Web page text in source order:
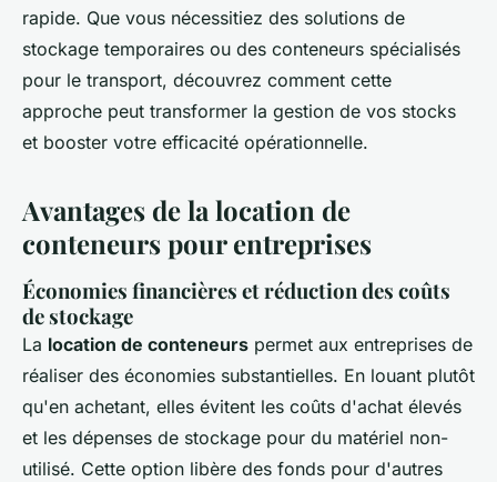
Sofia•30 juin 2024•3 min de lecture
rapide. Que vous nécessitiez des solutions de
stockage temporaires ou des conteneurs spécialisés
pour le transport, découvrez comment cette
approche peut transformer la gestion de vos stocks
et booster votre efficacité opérationnelle.
Avantages de la location de
conteneurs pour entreprises
Économies financières et réduction des coûts
de stockage
La location de conteneurs permet aux entreprises de
réaliser des économies substantielles. En louant plutôt
qu'en achetant, elles évitent les coûts d'achat élevés
et les dépenses de stockage pour du matériel non-
utilisé. Cette option libère des fonds pour d'autres